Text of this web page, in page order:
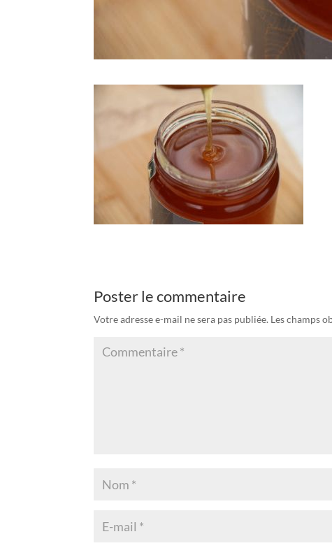
Poster le commentaire
Votre adresse e-mail ne sera pas publiée. Les champs